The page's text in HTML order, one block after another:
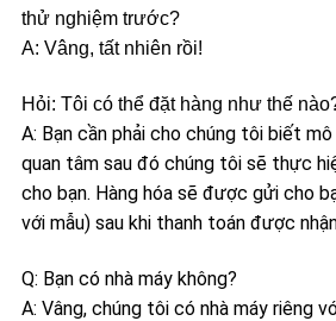
thử nghiệm trước?
A: Vâng, tất nhiên rồi!
Hỏi: Tôi có thể đặt hàng như thế
A: Bạn cần phải cho chúng tôi biết
quan tâm sau đó chúng tôi sẽ thực
cho bạn. Hàng hóa sẽ được gửi cho
với mẫu) sau khi thanh toán được
Q: Bạn có nhà máy không?
A: Vâng, chúng tôi có nhà máy riêng